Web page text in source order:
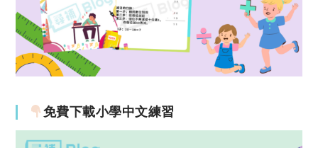
免費下載小學中文練習